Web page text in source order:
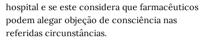
hospital e se este considera que farmacêuticos
podem alegar objeção de consciência nas
referidas circunstâncias.